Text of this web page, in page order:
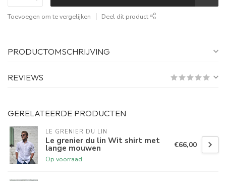
Toevoegen om te vergelijken Deel dit product
PRODUCTOMSCHRIJVING
REVIEWS
GERELATEERDE PRODUCTEN
LE GRENIER DU LIN
Le grenier du lin Wit shirt met
lange mouwen
Op voorraad
€66,00